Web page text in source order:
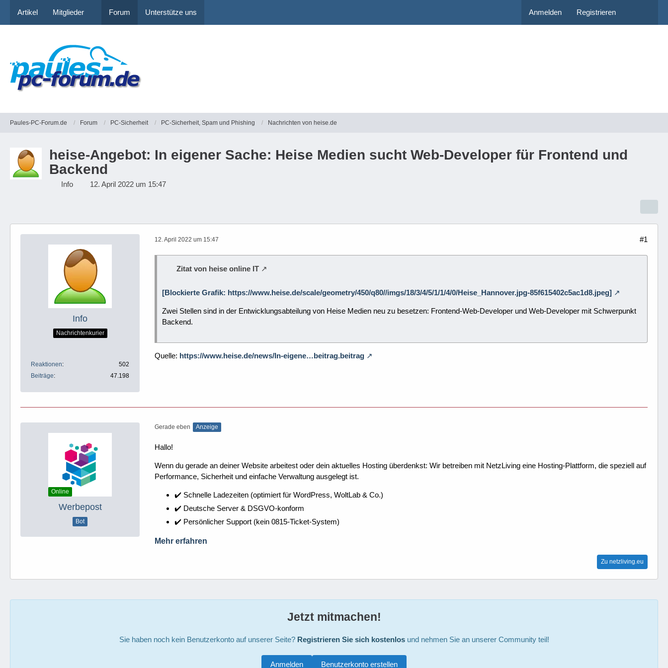
Artikel Mitglieder Forum Unterstütze uns Anmelden Registrieren
Paules-PC-Forum.de Forum PC-Sicherheit PC-Sicherheit, Spam und Phishing Nachrichten von heise.de
heise-Angebot: In eigener Sache: Heise Medien sucht Web-Developer für Frontend und
Backend
Info 12. April 2022 um 15:47
Info
Nachrichtenkurier
Reaktionen
502
Beiträge
47.198
12. April 2022 um 15:47 #1
Zitat von heise online IT
[Blockierte Grafik: https://www.heise.de/scale/geometry/450/q80//imgs/18/3/4/5/1/1/4/0/Heise_Hannover.jpg-85f615402c5ac1d8.jpeg]
Zwei Stellen sind in der Entwicklungsabteilung von Heise Medien neu zu besetzen: Frontend-Web-Developer und Web-Developer mit Schwerpunkt
Backend.
Quelle: https://www.heise.de/news/In-eigene…beitrag.beitrag
Online
Werbepost
Bot
Gerade eben Anzeige
Hallo!
Wenn du gerade an deiner Website arbeitest oder dein aktuelles Hosting überdenkst: Wir betreiben mit NetzLiving eine Hosting-Plattform, die speziell auf
Performance, Sicherheit und einfache Verwaltung ausgelegt ist.
✔️ Schnelle Ladezeiten (optimiert für WordPress, WoltLab & Co.)
✔️ Deutsche Server & DSGVO-konform
✔️ Persönlicher Support (kein 0815-Ticket-System)
Mehr erfahren
Zu netzliving.eu
Jetzt mitmachen!
Sie haben noch kein Benutzerkonto auf unserer Seite? Registrieren Sie sich kostenlosund nehmen Sie an unserer Community teil!
Benutzerkonto erstellen
Anmelden